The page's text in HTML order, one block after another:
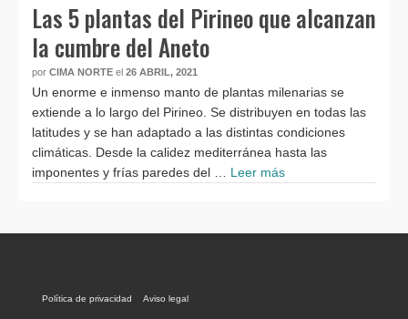
Las 5 plantas del Pirineo que alcanzan
la cumbre del Aneto
por CIMA NORTE el 26 ABRIL, 2021
Un enorme e inmenso manto de plantas milenarias se
extiende a lo largo del Pirineo. Se distribuyen en todas las
latitudes y se han adaptado a las distintas condiciones
climáticas. Desde la calidez mediterránea hasta las
imponentes y frías paredes del … Leer más
Política de privacidad Aviso legal